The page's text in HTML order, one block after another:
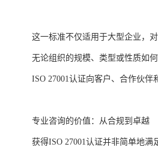
这一标准不仅适用于大型企业，
无论组织的规模、类型或性质如
ISO 27001认证向客户、合作伙
专业咨询的价值：从合规到卓越
获得ISO 27001认证并非简单地满